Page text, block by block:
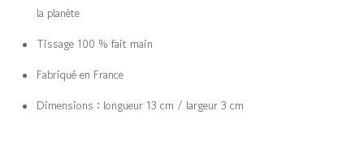
la planète
Tissage 100 % fait main
Fabriqué en France
Dimensions : longueur 13 cm / largeur 3 cm